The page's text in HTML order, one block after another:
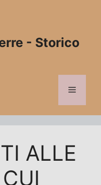
- Storico
Menu
ALLE